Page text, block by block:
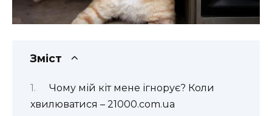
Зміст
Чому мій кіт мене ігнорує? Коли
хвилюватися – 21000.com.ua